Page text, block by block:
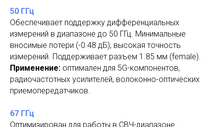
50 ГГц
Обеспечивает поддержку дифференциальных
измерений в диапазоне до 50 ГГц. Минимальные
вносимые потери (-0.48 дБ), высокая точность
измерений. Поддерживает разъем 1.85 мм (female).
Применение: оптимален для 5G-компонентов,
радиочастотных усилителей, волоконно-оптических
приемопередатчиков.
67 ГГц
Оптимизирован для работы в СВЧ-диапазоне.